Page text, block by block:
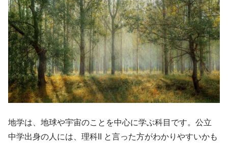
地学は、地球や宇宙のことを中心に学ぶ科目です。公立
中学出身の人には、理科II と言った方がわかりやすいかも